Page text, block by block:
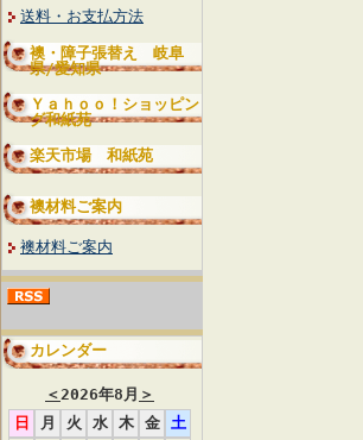
送料・お支払方法
襖・障子張替え 岐阜
県/愛知県
Ｙａｈｏｏ！ショッピン
グ和紙苑
楽天市場 和紙苑
襖材料ご案内
襖材料ご案内
カレンダー
＜2026年8月 ＞
日
月 火 水 木 金 土